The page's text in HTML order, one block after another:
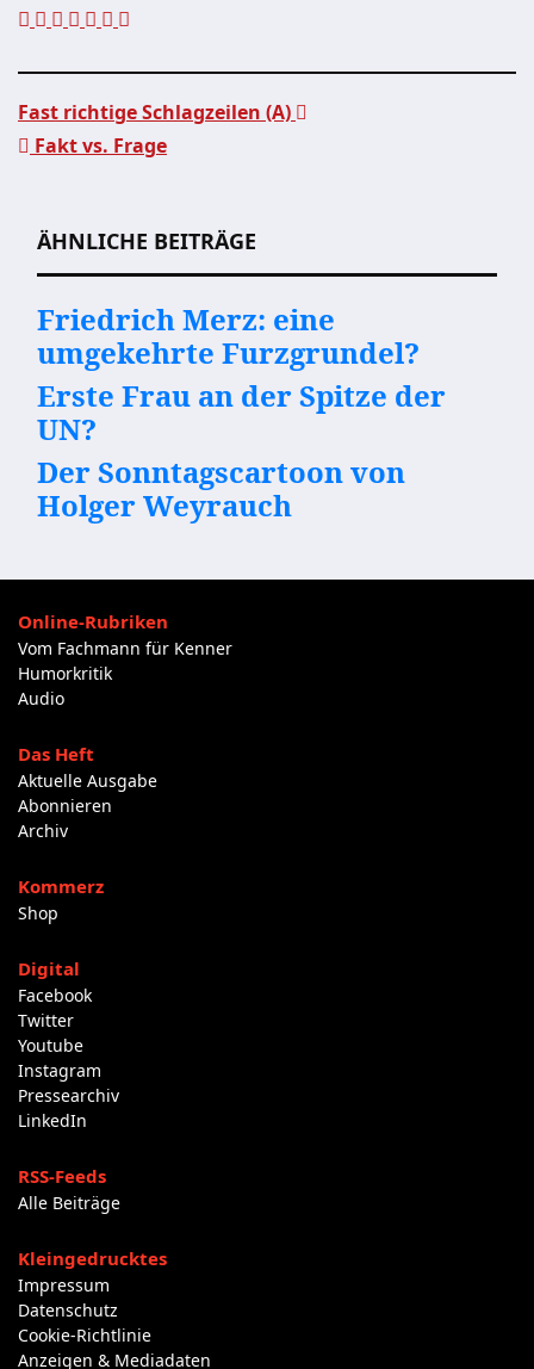
Fast richtige Schlagzeilen (A)
Fakt vs. Frage
ÄHNLICHE BEITRÄGE
Friedrich Merz: eine
umgekehrte Furzgrundel?
Erste Frau an der Spitze der
UN?
Der Sonntagscartoon von
Holger Weyrauch
Online-Rubriken
Vom Fachmann für Kenner
Humorkritik
Audio
Das Heft
Aktuelle Ausgabe
Abonnieren
Archiv
Kommerz
Shop
Digital
Facebook
Twitter
Youtube
Instagram
Pressearchiv
LinkedIn
RSS-Feeds
Alle Beiträge
Kleingedrucktes
Impressum
Datenschutz
Cookie-Richtlinie
Anzeigen & Mediadaten